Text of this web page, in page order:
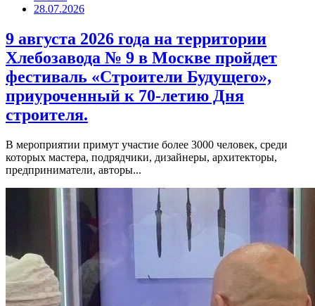
28.07.2026
9 августа 2026 года на территории
Хлебозавода № 9 в Москве пройдет
фестиваль «Строители Будущего»,
приуроченный к 70-летию Дня
строителя.
В мероприятии примут участие более 3000 человек, среди
которых мастера, подрядчики, дизайнеры, архитекторы,
предприниматели, авторы...